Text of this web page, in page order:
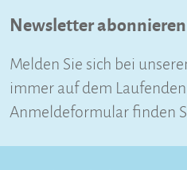
Newsletter abonnieren
Melden Sie sich bei
immer auf dem
Anmeldeformular finden